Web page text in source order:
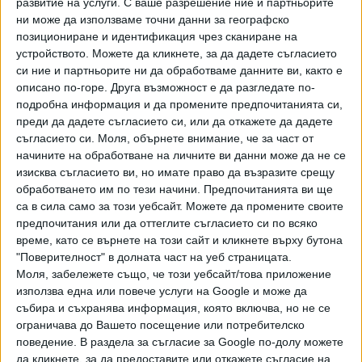
ни може да използваме точни данни за географско
позициониране и идентификация чрез сканиране на
устройството. Можете да кликнете, за да дадете съгласието
си ние и партньорите ни да обработваме данните ви, както е
описано по-горе. Друга възможност е да разгледате по-
подробна информация и да промените предпочитанията си,
преди да дадете съгласието си, или да откажете да дадете
съгласието си.
Моля, обърнете внимание, че за част от
начините на обработване на личните ви данни може да не се
изисква съгласието ви, но имате право да възразите срещу
обработването им по тези начини. Предпочитанията ви ще
са в сила само за този уебсайт. Можете да промените своите
предпочитания или да оттеглите съгласието си по всяко
време, като се върнете на този сайт и кликнете върху бутона
"Поверителност" в долната част на уеб страницата.
Моля, забележете също, че този уебсайт/това приложение
използва една или повече услуги на Google и може да
събира и съхранява информация, която включва, но не се
ограничава до Вашето посещение или потребителско
поведение. В раздела за съгласие за Google по-долу можете
да кликнете, за да предоставите или откажете съгласие на
фатални", заяви генералният секретар на Интерпол
Валдеси Уркиса.
Операция „Пангея XVIII“, организирана през март на
всички континенти, доведе до конфискацията и на над 6
млн. незаконни лекарства на стойност 15,5 млн. долара,
съобщи в прессъобщение международната организация
на криминалната полиция със седалище във френския
град Лион. В Буркина Фасо властите конфискуваха 384
000 антибиотични капсули. В Кот д'Ивоар е открит един
тон фалшив ибупрофен в превозно средство. Сред
забележителните случаи в операцията еразбит таен
завод за производство на лекарства в България,
където са конфискувани милиони таблетки, ампули
и инжекционни продукти, отбелязва АФП.
За въпросния случай МВР съобщи през март. Тогава
стана ясно, че е разбита незаконно функционираща
производствена база за фалшиви лекарствени средства